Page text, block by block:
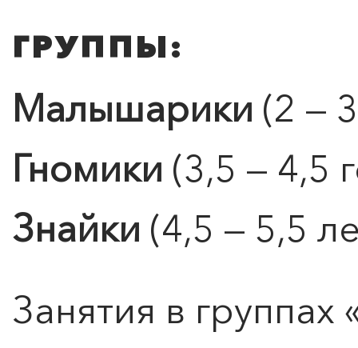
ГРУППЫ:
Малышарики (2 —
Гномики (3,5 — 4,5
Знайки (4,5 — 5,5
Занятия в